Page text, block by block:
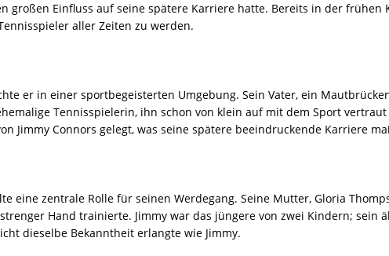
großen Einfluss auf seine spätere Karriere hatte. Bereits in der
aller Zeiten zu werden.
er in einer sportbegeisterten Umgebung. Sein Vater, ein
Tennisspielerin, ihn schon von klein auf mit dem Sport
Jimmy Connors gelegt, was seine spätere beeindruckende Karriere
eine zentrale Rolle für seinen Werdegang. Seine Mutter, Gloria
Hand trainierte. Jimmy war das jüngere von zwei Kindern; sein
dieselbe Bekanntheit erlangte wie Jimmy.